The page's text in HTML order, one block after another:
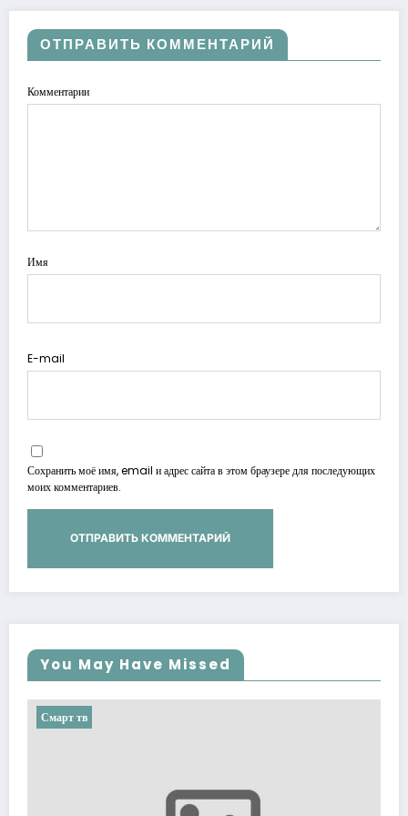
ОТПРАВИТЬ КОММЕНТАРИЙ
Комментарии
Имя
E-mail
Сохранить моё имя, email и адрес сайта в этом браузере для последующих
моих комментариев.
You May Have Missed
Смарт тв